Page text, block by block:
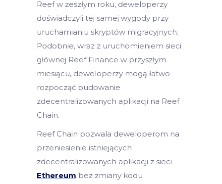
Reef w zeszłym roku, deweloperzy
doświadczyli tej samej wygody przy
uruchamianiu skryptów migracyjnych.
Podobnie, wraz z uruchomieniem sieci
głównej Reef Finance w przyszłym
miesiącu, deweloperzy mogą łatwo
rozpocząć budowanie
zdecentralizowanych aplikacji na Reef
Chain.
Reef Chain pozwala deweloperom na
przeniesienie istniejących
zdecentralizowanych aplikacji z sieci
Ethereum bez zmiany kodu